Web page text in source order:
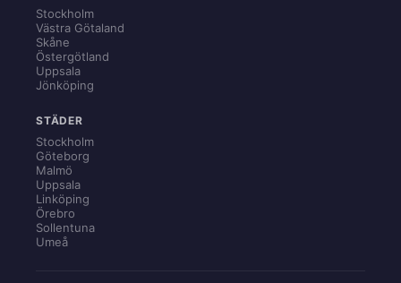
Stockholm
Västra Götaland
Skåne
Östergötland
Uppsala
Jönköping
STÄDER
Stockholm
Göteborg
Malmö
Uppsala
Linköping
Örebro
Sollentuna
Umeå